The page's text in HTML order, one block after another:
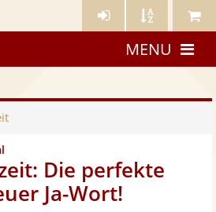
Künstler- Künstler Meine
MENU
Die perfekte
Ja-Wort!